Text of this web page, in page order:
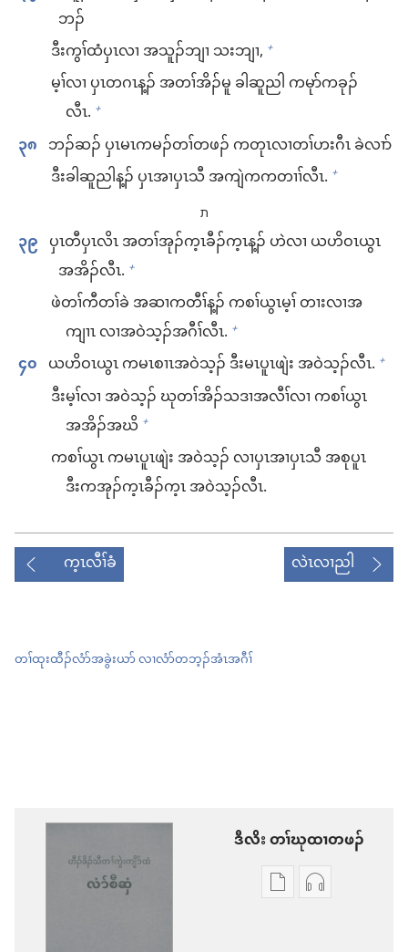
ဘၣ်
ဒီး​ကွၢ်ထံ​ပှၤလၢ အ​သူၣ်ဘျၢ​ သးဘျၢ, +
မ့ၢ်​လၢ ပှၤ​တဂၤ​န့ၣ်​ အ​တၢ်​အိၣ်မူ ​ခါဆူညါ ကမုာ်​ကခုၣ်​
လီၤ. +
၃၈ ဘၣ်ဆၣ်​ ပှၤ​မၤ​ကမၣ်​တၢ်​တဖၣ်​ က​တုၤ​လၢ​တၢ်​ဟးဂီၤ ခဲလၢာ်
ဒီး​ခါဆူညါ​န့ၣ်​ ပှၤအၢ​ပှၤသီ အကျဲ​က​ကတၢၢ်​လီၤ. +
ת
၃၉ ပှၤတီ​ပှၤလိၤ အ​တၢ်​အုၣ်က့ၤ​ခီၣ်က့ၤ​န့ၣ်​ ဟဲ​လၢ ယဟိဝၤ​ယွၤ ​
အ​အိၣ်​လီၤ. +
ဖဲ​တၢ်ကီ​တၢ်ခဲ အဆၢ​ကတီၢ်​န့ၣ်​ ကစၢ်​ယွၤ​မ့ၢ် တၢး​လၢ​အ​
ကျၢၤ လၢ​အဝဲသ့ၣ်​အဂီၢ်​လီၤ. +
၄၀ ယဟိဝၤ​ယွၤ က​မၤစၢၤ​အဝဲသ့ၣ်​ ဒီး​မၤ​ပူၤဖျဲး အဝဲသ့ၣ်​လီၤ. +
ဒီး​မ့ၢ်​လၢ အဝဲသ့ၣ်​ ဃု​တၢ်အိၣ်​သဒၢ​အလီၢ်​လၢ ကစၢ်​ယွၤ​
အ​အိၣ်​အဃိ +
ကစၢ်​ယွၤ က​မၤ​ပူၤဖျဲး အဝဲသ့ၣ်​ လၢ​ပှၤအၢ​ပှၤသီ အ​စု​ပူၤ
ဒီး​က​အုၣ်က့ၤ​ခီၣ်က့ၤ အဝဲသ့ၣ်​လီၤ.
က့ၤလီၢ်ခံ လဲၤလၢညါ
တၢ်ထုးထီၣ်လံာ်အခွဲးယာ် လၢလံာ်တဘ့ၣ်အံၤအဂီၢ်
ဒီ​လိး​​ ​တၢ်​ဃု​ထၢ​တ​ဖၣ်
တၢ်
တၢ်